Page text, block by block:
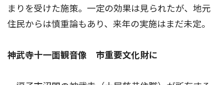
まりを受けた施策。一定の効果は見られたが、地元
住民からは慎重論もあり、来年の実施はまだ未定。
神武寺十一面観音像 市重要文化財に